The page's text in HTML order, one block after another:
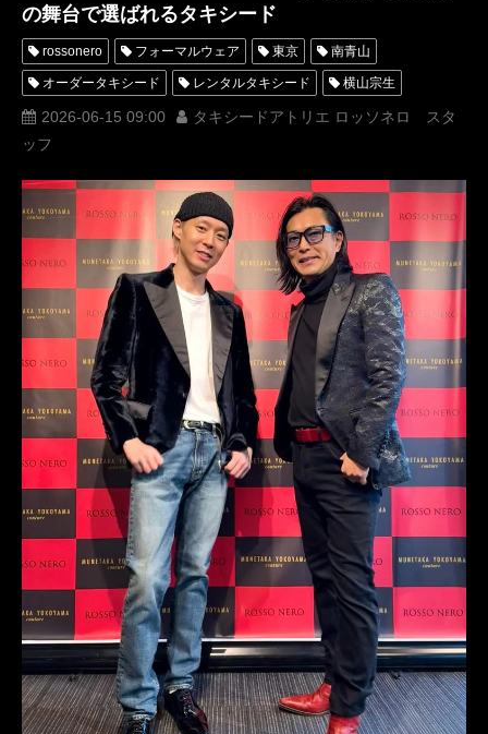
の舞台で選ばれるタキシード
rossonero フォーマルウェア 東京 南青山
オーダータキシード レンタルタキシード 横山宗生
授賞式 レッドカーペット タキシードアトリエロッソネロ
MunetakaYokoyama
藤井風 サカナクション HANA XG 怪獣
MusicAwardsJapan ミュージックアワードジャパン
2026-06-15 09:00
タキシードアトリエ ロッソネロ スタ
ッフ